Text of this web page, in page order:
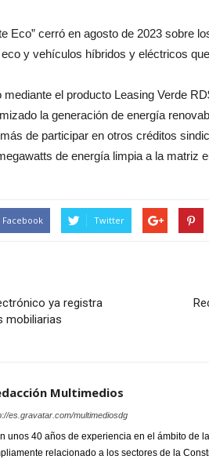
Eco” cerró en agosto de 2023 sobre
y vehículos híbridos y eléctricos
mediante el producto Leasing Verde
la generación de energía
de participar en otros créditos
de energía limpia a la matriz
Facebook Twitter
ya registra
mobiliarias
Multimedios
es.gravatar.com/multimediosdg
unos 40 años de experiencia en el ámbito de
relacionado a los sectores de la